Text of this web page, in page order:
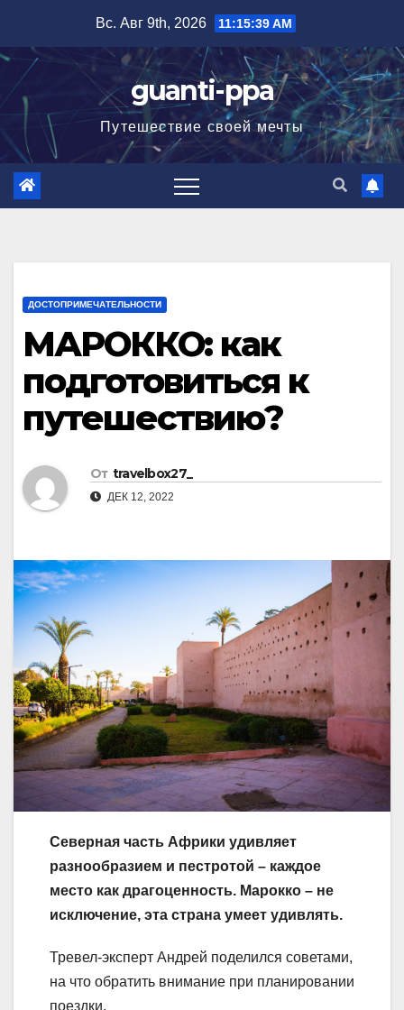
содержимому
Вс. Авг 9th, 2026 11:15:40 AM
guanti-ppa
Путешествие своей мечты
ДОСТОПРИМЕЧАТЕЛЬНОСТИ
МАРОККО: как
подготовиться к
путешествию?
От travelbox27_
ДЕК 12, 2022
Северная часть Африки удивляет
разнообразием и пестротой – каждое
место как драгоценность. Марокко – не
исключение, эта страна умеет удивлять.
Тревел-эксперт Андрей поделился советами,
на что обратить внимание при планировании
поездки.